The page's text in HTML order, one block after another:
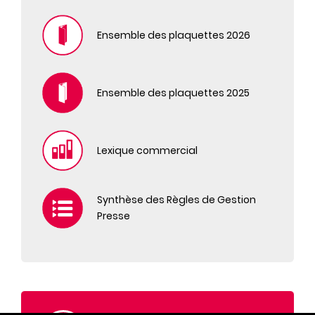
L'AUTO JOURNAL 4X4 EVASION
L'AUTO-JOURNAL
L'AUTO-JOURNAL LE GUIDE
LA REVUE NATIONALE DE LA CHASSE
LE CHASSEUR FRANCAIS HORS SERIE
LE JOURNAL DE LA MAISON
LES CAHIERS DE SCIENCE & VIE
LES VEILLEES DES CHAUMIERES
MISSION PATRIMOINE
MODES & TRAVAUX HORS SERIE
Ensemble des plaquettes 2026
Ensemble des plaquettes 2025
Lexique commercial
Synthèse des Règles de Gestion
Presse